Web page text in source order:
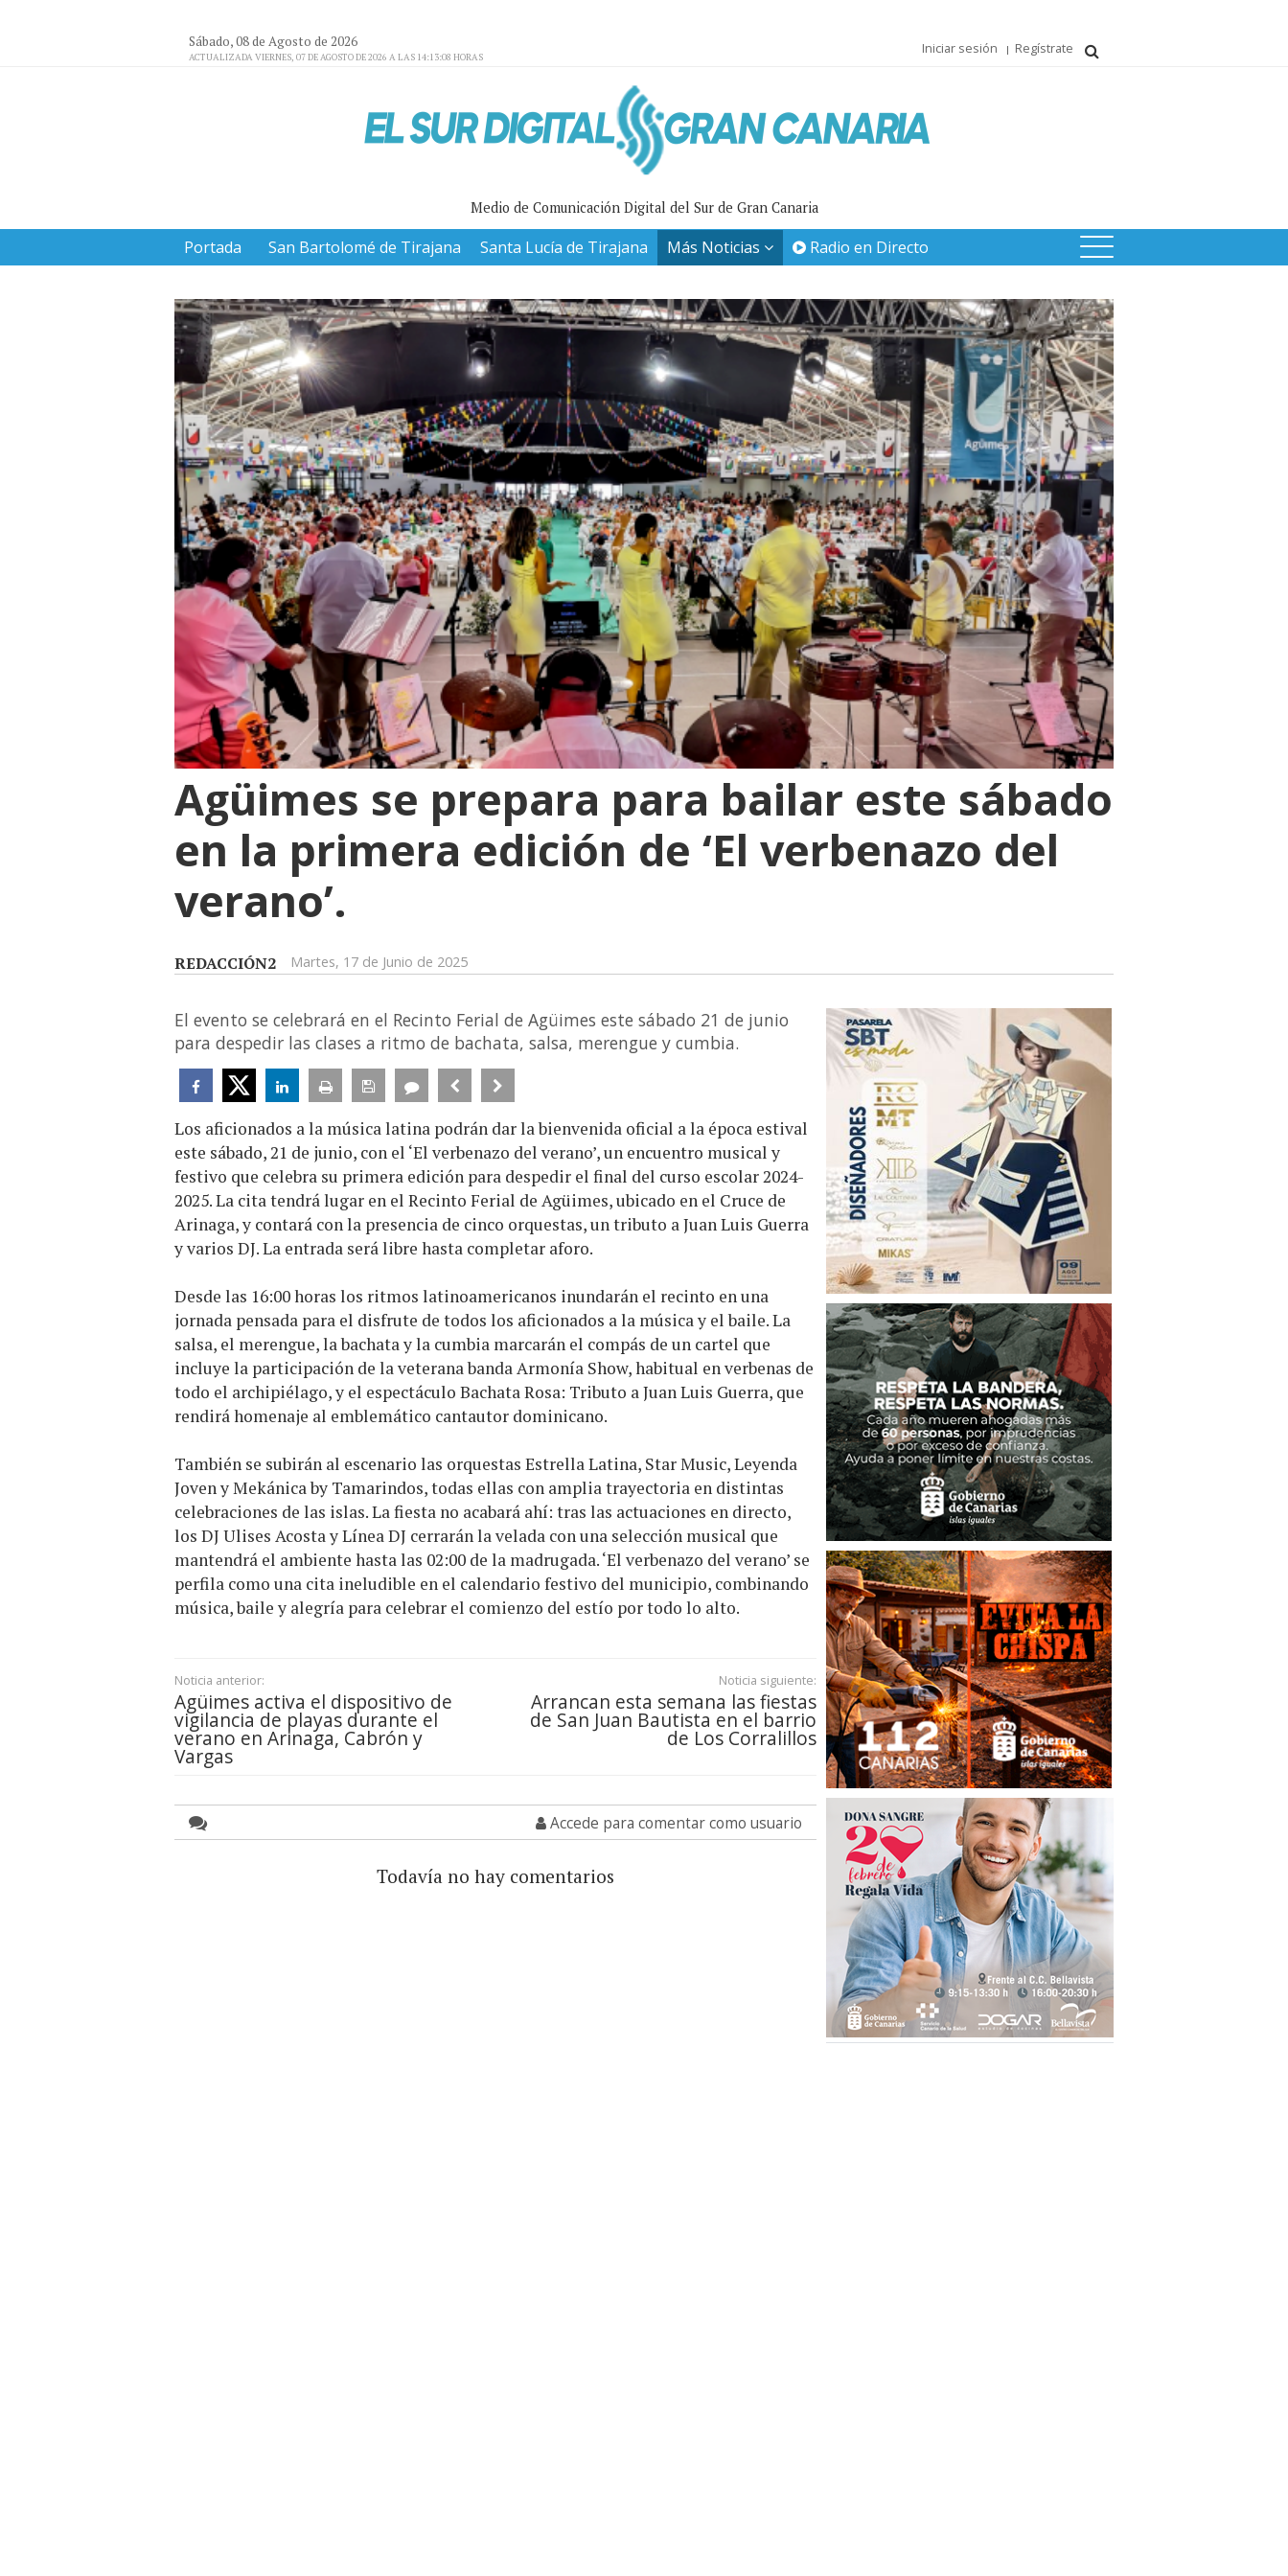
Sábado, 08 de Agosto de 2026
ACTUALIZADA VIERNES, 07 DE AGOSTO DE 2026 A LAS 14:13:08 HORAS
Iniciar sesión Regístrate
Medio de Comunicación Digital del Sur de Gran Canaria
Portada San Bartolomé de Tirajana Santa Lucía de Tirajana Más Noticias Radio en Directo
Agüimes se prepara para bailar este sábado
en la primera edición de ‘El verbenazo del
verano’.
REDACCIÓN2 Martes, 17 de Junio de 2025
El evento se celebrará en el Recinto Ferial de Agüimes este sábado 21 de junio
para despedir las clases a ritmo de bachata, salsa, merengue y cumbia.
Los aficionados a la música latina podrán dar la bienvenida oficial a la época estival
este sábado, 21 de junio, con el ‘El verbenazo del verano’, un encuentro musical y
festivo que celebra su primera edición para despedir el final del curso escolar 2024-
2025. La cita tendrá lugar en el Recinto Ferial de Agüimes, ubicado en el Cruce de
Arinaga, y contará con la presencia de cinco orquestas, un tributo a Juan Luis Guerra
y varios DJ. La entrada será libre hasta completar aforo.
Desde las 16:00 horas los ritmos latinoamericanos inundarán el recinto en una
jornada pensada para el disfrute de todos los aficionados a la música y el baile. La
salsa, el merengue, la bachata y la cumbia marcarán el compás de un cartel que
incluye la participación de la veterana banda Armonía Show, habitual en verbenas de
todo el archipiélago, y el espectáculo Bachata Rosa: Tributo a Juan Luis Guerra, que
rendirá homenaje al emblemático cantautor dominicano.
También se subirán al escenario las orquestas Estrella Latina, Star Music, Leyenda
Joven y Mekánica by Tamarindos, todas ellas con amplia trayectoria en distintas
celebraciones de las islas. La fiesta no acabará ahí: tras las actuaciones en directo,
los DJ Ulises Acosta y Línea DJ cerrarán la velada con una selección musical que
mantendrá el ambiente hasta las 02:00 de la madrugada. ‘El verbenazo del verano’ se
perfila como una cita ineludible en el calendario festivo del municipio, combinando
música, baile y alegría para celebrar el comienzo del estío por todo lo alto.
Noticia anterior:
Agüimes activa el dispositivo de
vigilancia de playas durante el
verano en Arinaga, Cabrón y
Vargas
Noticia siguiente:
Arrancan esta semana las fiestas
de San Juan Bautista en el barrio
de Los Corralillos
Accede para comentar como usuario
Todavía no hay comentarios